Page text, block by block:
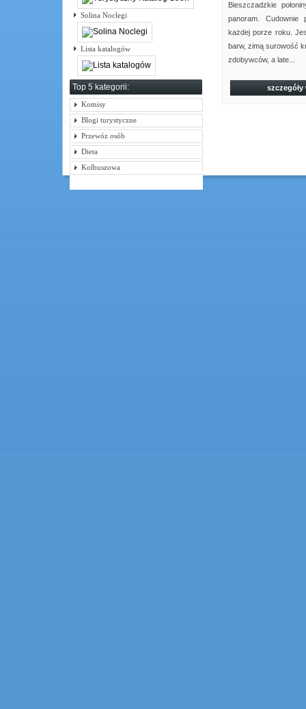
Solina Noclegi
Lista katalogów
Top 5 kategorii:
Komisy
Blogi turystyczne
Przewóz osób
Dieta
Kolbuszowa
Bieszczadzkie
panoram. Cudownie
każdej porze roku.
barw, zimą surowość
zdobywców, a late...